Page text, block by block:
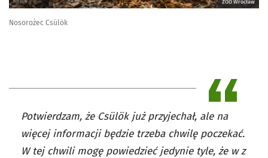
ZOO Wrocław
Nosorożec Csülök
Potwierdzam, że Csülök już przyjechał, ale na
więcej informacji będzie trzeba chwilę poczekać.
W tej chwili mogę powiedzieć jedynie tyle, że w z